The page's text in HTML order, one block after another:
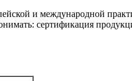
и международной
сертификация